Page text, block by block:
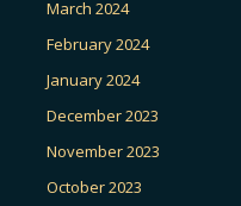
March 2024
February 2024
January 2024
December 2023
November 2023
October 2023